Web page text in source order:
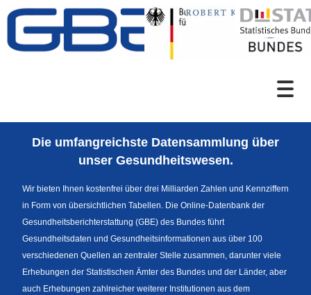
Zum Inhalt
Sprachumschaltung
Die umfangreichste Datensammlung über
unser Gesundheitswesen.
Wir bieten Ihnen kostenfrei über drei Milliarden Zahlen und Kennziffern
in Form von übersichtlichen Tabellen. Die Online-Datenbank der
Gesundheitsberichterstattung (GBE) des Bundes führt
Gesundheitsdaten und Gesundheitsinformationen aus über 100
verschiedenen Quellen an zentraler Stelle zusammen, darunter viele
Erhebungen der Statistischen Ämter des Bundes und der Länder, aber
auch Erhebungen zahlreicher weiterer Institutionen aus dem